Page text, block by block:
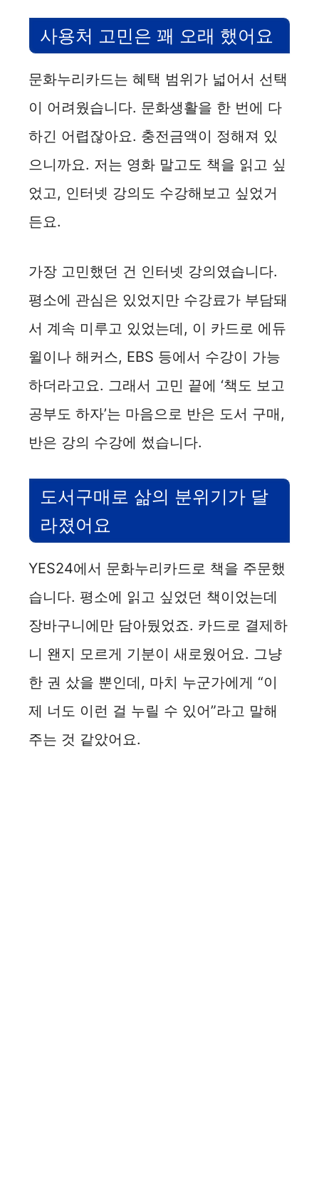
사용처 고민은 꽤 오래 했어요
문화누리카드는 혜택 범위가 넓어서 선택
이 어려웠습니다. 문화생활을 한 번에 다
하긴 어렵잖아요. 충전금액이 정해져 있
으니까요. 저는 영화 말고도 책을 읽고 싶
었고, 인터넷 강의도 수강해보고 싶었거
든요.
가장 고민했던 건 인터넷 강의였습니다.
평소에 관심은 있었지만 수강료가 부담돼
서 계속 미루고 있었는데, 이 카드로 에듀
윌이나 해커스, EBS 등에서 수강이 가능
하더라고요. 그래서 고민 끝에 ‘책도 보고
공부도 하자’는 마음으로 반은 도서 구매,
반은 강의 수강에 썼습니다.
도서구매로 삶의 분위기가 달
라졌어요
YES24에서 문화누리카드로 책을 주문했
습니다. 평소에 읽고 싶었던 책이었는데
장바구니에만 담아뒀었죠. 카드로 결제하
니 왠지 모르게 기분이 새로웠어요. 그냥
한 권 샀을 뿐인데, 마치 누군가에게 “이
제 너도 이런 걸 누릴 수 있어”라고 말해
주는 것 같았어요.